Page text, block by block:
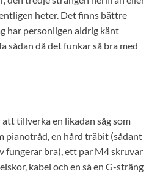
heter. Det finns bättre
har personligen aldrig känt
sådan då det funkar så bra med
tillverka en likadan såg som
pianotråd, en hård träbit (sådant
fungerar bra), ett par M4 skruvar
kabel och en så en G-sträng